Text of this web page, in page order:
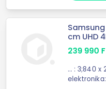
Samsung
cm UHD
239 990
... : 3;840 x